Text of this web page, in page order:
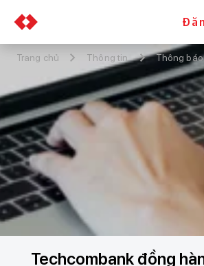
Trang chủ Thông tin Thông báo
Techcombank đồng